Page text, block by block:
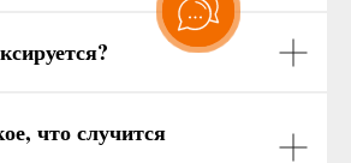
что случится